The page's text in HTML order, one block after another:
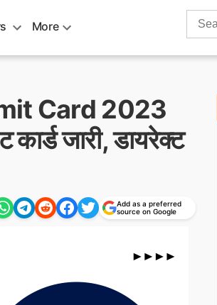
More
Search
Card 2023
जारी, डायरेक्ट
Add as a preferred
source on Google